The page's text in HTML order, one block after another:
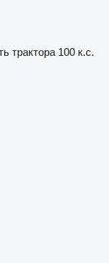
трактора 100 к.с.